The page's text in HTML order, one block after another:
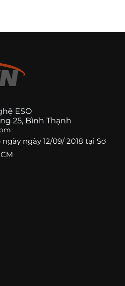
ESO
25, Bình Thạnh
ngày ngày 12/09/ 2018 tại Sở